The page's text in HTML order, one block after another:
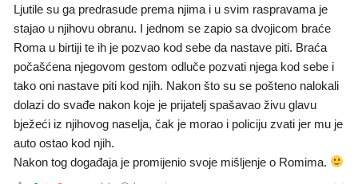
Ljutile su ga predrasude prema njima i u svim raspravama je
stajao u njihovu obranu. I jednom se zapio sa dvojicom braće
Roma u birtiji te ih je pozvao kod sebe da nastave piti. Braća
počašćena njegovom gestom odluče pozvati njega kod sebe i
tako oni nastave piti kod njih. Nakon što su se pošteno nalokali
dolazi do svađe nakon koje je prijatelj spašavao živu glavu
bježeći iz njihovog naselja, čak je morao i policiju zvati jer mu je
auto ostao kod njih.
Nakon tog događaja je promijenio svoje mišljenje o Romima.